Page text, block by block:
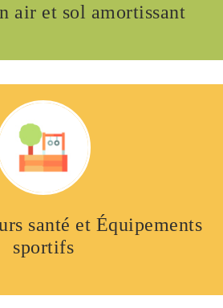
air et sol amortissant
santé et Équipements
sportifs